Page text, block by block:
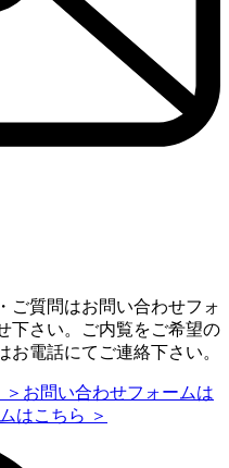
ご質問はお問い合わせフォ
下さい。ご内覧をご希望の
電話にてご連絡下さい。
お問い合わせフォームは
はこちら ＞